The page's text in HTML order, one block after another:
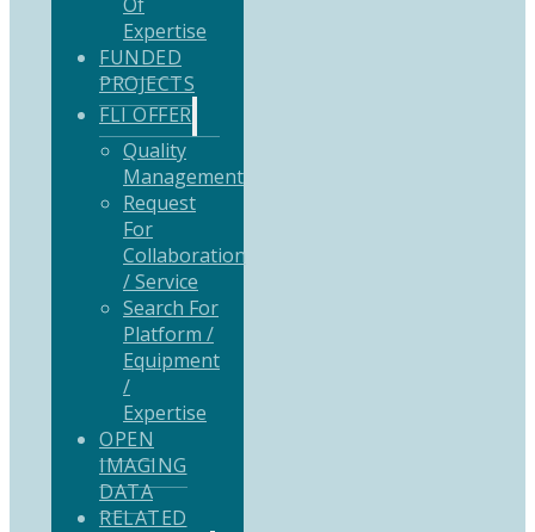
Expertise
FUNDED
PROJECTS
FLI OFFER
Quality
Management
Request
For
Collaboration
/ Service
Search For
Platform /
Equipment
/
Expertise
OPEN
IMAGING
DATA
RELATED